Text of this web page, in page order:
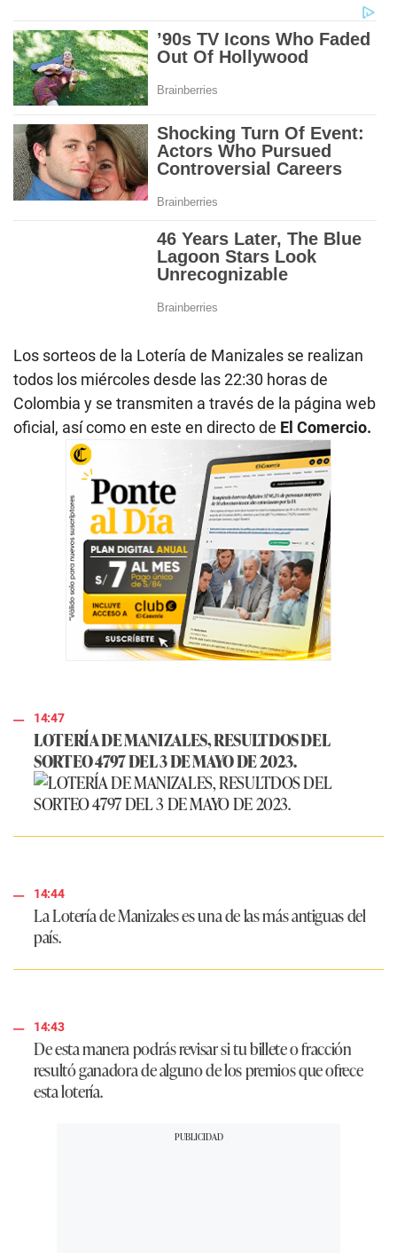
Los sorteos de la Lotería de Manizales se realizan
todos los miércoles desde las 22:30 horas de
Colombia y se transmiten a través de la página web
oficial, así como en este en directo de El Comercio.
14:47
LOTERÍA DE MANIZALES, RESULTDOS DEL
SORTEO 4797 DEL 3 DE MAYO DE 2023.
14:44
La Lotería de Manizales es una de las más antiguas del
país.
14:43
De esta manera podrás revisar si tu billete o fracción
resultó ganadora de alguno de los premios que ofrece
esta lotería.